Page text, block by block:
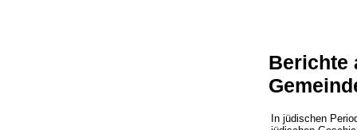
Berichte
In jüdischen